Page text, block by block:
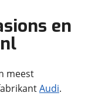
en
meest
Audi.